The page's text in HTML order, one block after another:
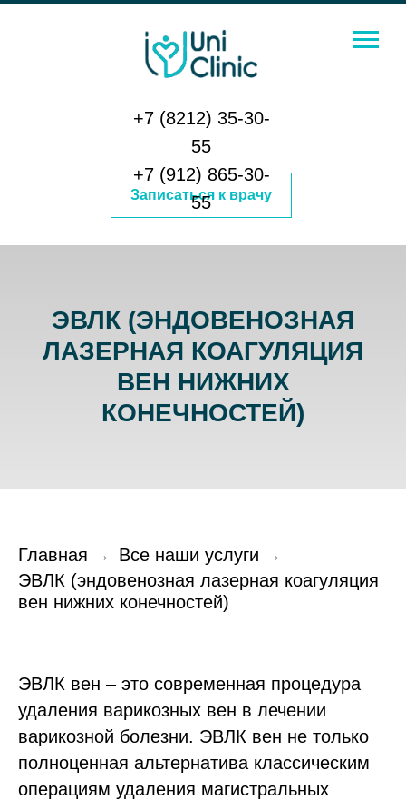
Записаться к врачу
+7 (8212) 35-30-
55
+7 (912) 865-30-
55
ЭВЛК (ЭНДОВЕНОЗНАЯ
ЛАЗЕРНАЯ КОАГУЛЯЦИЯ
ВЕН НИЖНИХ
КОНЕЧНОСТЕЙ)
Главная → Все наши услуги →
ЭВЛК (эндовенозная лазерная коагуляция
вен нижних конечностей)
ЭВЛК вен – это современная процедура
удаления варикозных вен в лечении
варикозной болезни. ЭВЛК вен не только
полноценная альтернатива классическим
операциям удаления магистральных